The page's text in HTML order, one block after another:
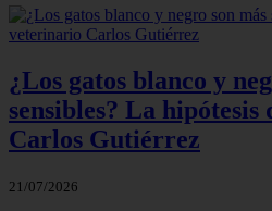
¿Los gatos blanco y
sensibles? La
Carlos Gutiérrez
21/07/2026